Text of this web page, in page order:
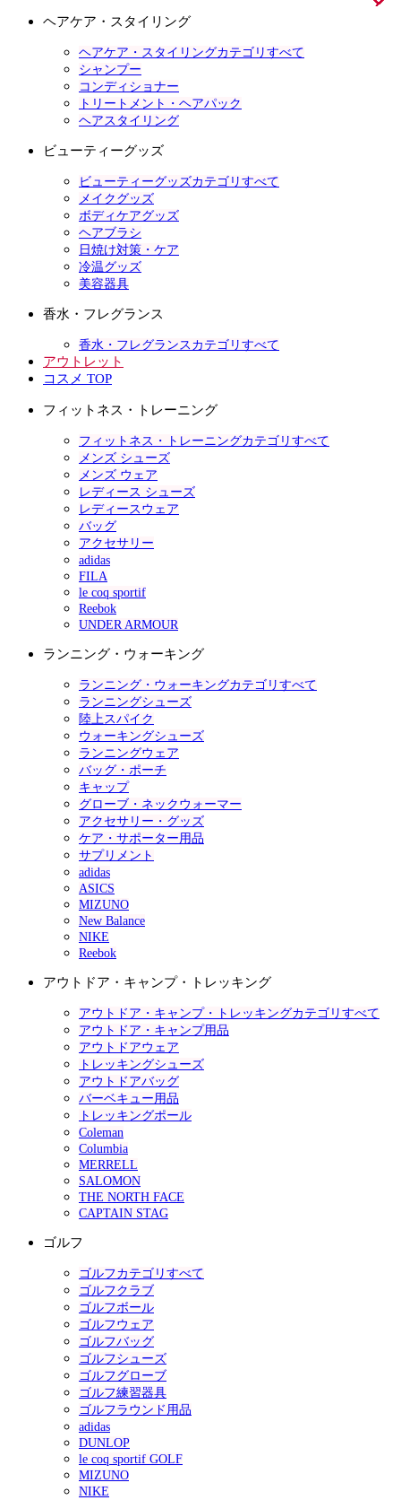
ヘアケア・スタイリング
ヘアケア・スタイリングカテゴリすべて
シャンプー
コンディショナー
トリートメント・ヘアパック
ヘアスタイリング
ビューティーグッズ
ビューティーグッズカテゴリすべて
メイクグッズ
ボディケアグッズ
ヘアブラシ
日焼け対策・ケア
冷温グッズ
美容器具
香水・フレグランス
香水・フレグランスカテゴリすべて
アウトレット
コスメ TOP
フィットネス・トレーニング
フィットネス・トレーニングカテゴリすべて
メンズ シューズ
メンズ ウェア
レディース シューズ
レディースウェア
バッグ
アクセサリー
adidas
FILA
le coq sportif
Reebok
UNDER ARMOUR
ランニング・ウォーキング
ランニング・ウォーキングカテゴリすべて
ランニングシューズ
陸上スパイク
ウォーキングシューズ
ランニングウェア
バッグ・ポーチ
キャップ
グローブ・ネックウォーマー
アクセサリー・グッズ
ケア・サポーター用品
サプリメント
adidas
ASICS
MIZUNO
New Balance
NIKE
Reebok
アウトドア・キャンプ・トレッキング
アウトドア・キャンプ・トレッキングカテゴリすべて
アウトドア・キャンプ用品
アウトドアウェア
トレッキングシューズ
アウトドアバッグ
バーベキュー用品
トレッキングポール
Coleman
Columbia
MERRELL
SALOMON
THE NORTH FACE
CAPTAIN STAG
ゴルフ
ゴルフカテゴリすべて
ゴルフクラブ
ゴルフボール
ゴルフウェア
ゴルフバッグ
ゴルフシューズ
ゴルフグローブ
ゴルフ練習器具
ゴルフラウンド用品
adidas
DUNLOP
le coq sportif GOLF
MIZUNO
NIKE